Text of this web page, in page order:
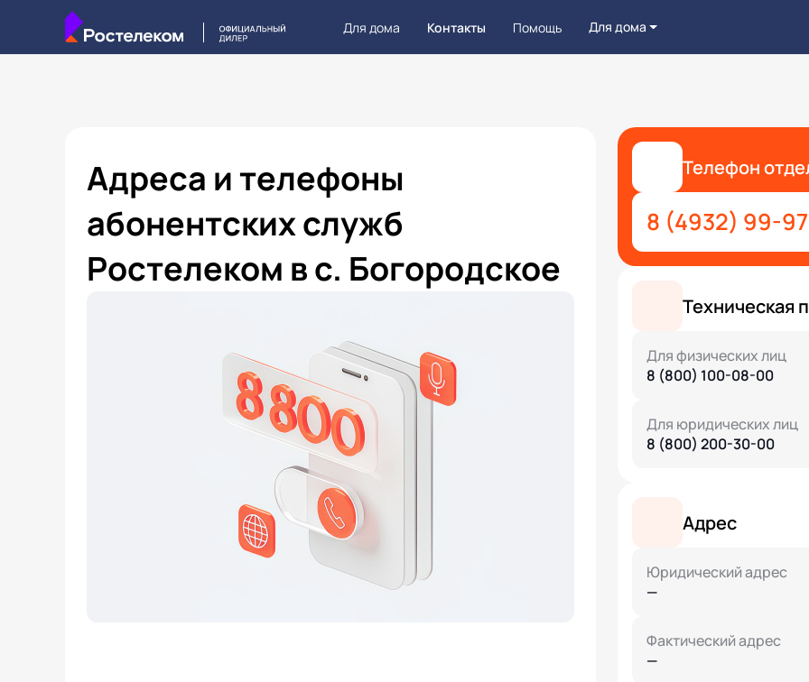
Для дома Контакты Помощь Для дома
Адреса и телефоны
абонентских служб
Ростелеком в с. Богородское
Телефон
8 (4932) 99-
Техническая
Для физических лиц
8 (800) 100-08-00
Для юридических лиц
8 (800) 200-30-00
Адрес
Юридический адрес
—
Фактический адрес
—